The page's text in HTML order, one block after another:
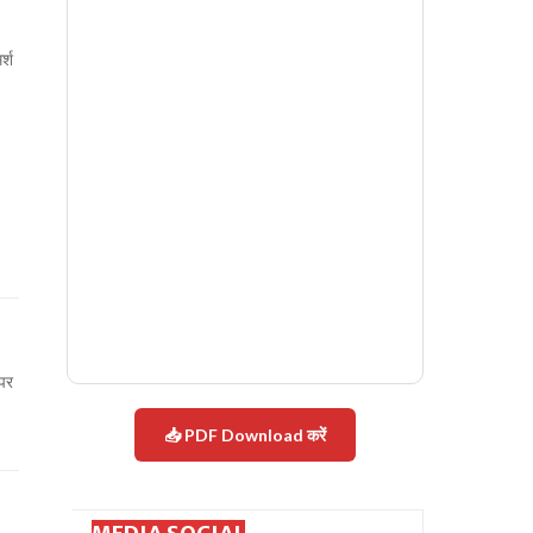
📥 PDF Download करें